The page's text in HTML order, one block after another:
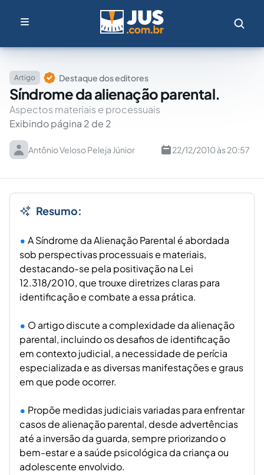
Artigo Destaque dos editores
Síndrome da alienação parental.
Aspectos materiais e processuais
Exibindo página 2 de 2
Antônio Veloso Peleja Júnior 22/12/2010 às 20:57
Resumo:
A Síndrome da Alienação Parental é abordada
sob perspectivas processuais e materiais,
destacando-se pela positivação na Lei
12.318/2010, que trouxe diretrizes claras para
identificação e combate a essa prática.
O artigo discute a complexidade da alienação
parental, incluindo os desafios de identificação
em contexto judicial, a necessidade de perícia
especializada e as diversas manifestações e graus
em que pode ocorrer.
Propõe medidas judiciais variadas para enfrentar
casos de alienação parental, desde advertências
até a inversão da guarda, sempre priorizando o
bem-estar e a saúde psicológica da criança ou
adolescente envolvido.